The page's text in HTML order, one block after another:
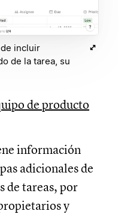
incluir
de la tarea, su
de producto
información
adicionales de
de tareas, por
y